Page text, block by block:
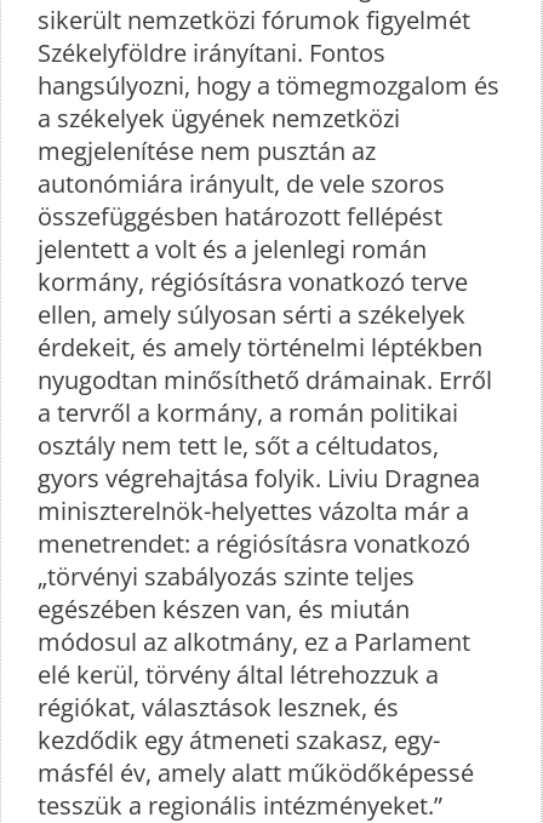
sikerült nemzetközi fórumok figyelmét
Székelyföldre irányítani. Fontos
hangsúlyozni, hogy a tömegmozgalom és
a székelyek ügyének nemzetközi
megjelenítése nem pusztán az
autonómiára irányult, de vele szoros
összefüggésben határozott fellépést
jelentett a volt és a jelenlegi román
kormány, régiósításra vonatkozó terve
ellen, amely súlyosan sérti a székelyek
érdekeit, és amely történelmi léptékben
nyugodtan minősíthető drámainak. Erről
a tervről a kormány, a román politikai
osztály nem tett le, sőt a céltudatos,
gyors végrehajtása folyik. Liviu Dragnea
miniszterelnök-helyettes vázolta már a
menetrendet: a régiósításra vonatkozó
„törvényi szabályozás szinte teljes
egészében készen van, és miután
módosul az alkotmány, ez a Parlament
elé kerül, törvény által létrehozzuk a
régiókat, választások lesznek, és
kezdődik egy átmeneti szakasz, egy-
másfél év, amely alatt működőképessé
tesszük a regionális intézményeket.”